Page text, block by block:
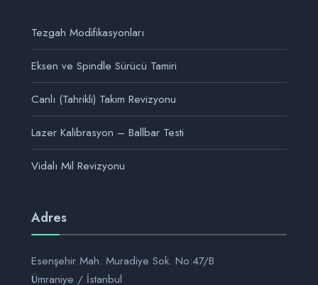
Tezgah Modifikasyonları
Eksen ve Spindle Sürücü Tamiri
Canlı (Tahrikli) Takım Revizyonu
Lazer Kalibrasyon – Ballbar Testi
Vidalı Mil Revizyonu
Adres
Esenşehir Mah. Muradiye Sok. No:47/B
Ümraniye / İstanbul